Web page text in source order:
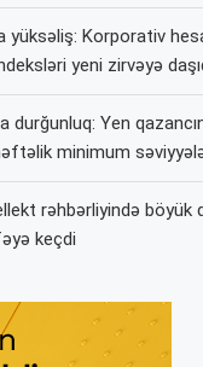
yüksəliş: Korporativ
yeni zirvəyə
durğunluq: Yen
minimum
rəhbərliyində böyük
keçdi